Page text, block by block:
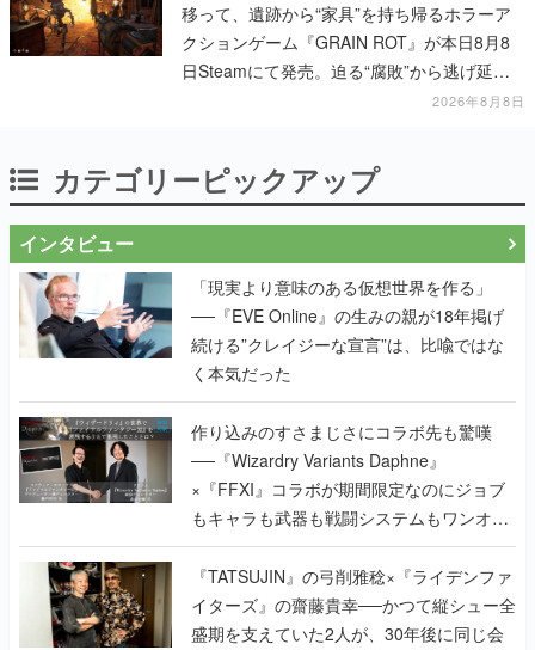
移って、遺跡から“家具”を持ち帰るホラーア
クションゲーム『GRAIN ROT』が本日8月8
日Steamにて発売。迫る“腐敗”から逃げ延
2026年8月8日
カテゴリーピックアップ
インタビュー
「現実より意味のある仮想世界を作る」
──『EVE Online』の生みの親が18年掲げ
続ける”クレイジーな宣言”は、比喩ではな
く本気だった
作り込みのすさまじさにコラボ先も驚嘆
──『Wizardry Variants Daphne』
×『FFXI』コラボが期間限定なのにジョブ
もキャラも武器も戦闘システムもワンオフ
で作り込まれた理由を両ディレクターに聞
く
『TATSUJIN』の弓削雅稔×『ライデンファ
イターズ』の齋藤貴幸──かつて縦シュー全
盛期を支えていた2人が、30年後に同じ会